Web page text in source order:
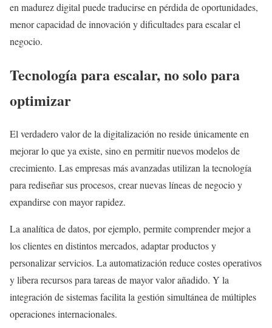
en madurez digital puede traducirse en pérdida de oportunidades,
menor capacidad de innovación y dificultades para escalar el
negocio.
Tecnología para escalar, no solo para
optimizar
El verdadero valor de la digitalización no reside únicamente en
mejorar lo que ya existe, sino en permitir nuevos modelos de
crecimiento. Las empresas más avanzadas utilizan la tecnología
para rediseñar sus procesos, crear nuevas líneas de negocio y
expandirse con mayor rapidez.
La analítica de datos, por ejemplo, permite comprender mejor a
los clientes en distintos mercados, adaptar productos y
personalizar servicios. La automatización reduce costes operativos
y libera recursos para tareas de mayor valor añadido. Y la
integración de sistemas facilita la gestión simultánea de múltiples
operaciones internacionales.